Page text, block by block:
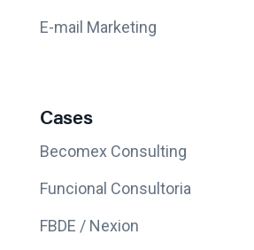
E-mail Marketing
Cases
Becomex Consulting
Funcional Consultoria
FBDE / Nexion